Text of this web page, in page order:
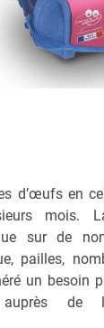
d’œufs en
mois.
sur de
pailles,
un besoin
de